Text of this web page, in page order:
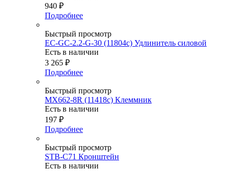
940 ₽
Подробнее
Быстрый просмотр
EC-GC-2.2-G-30 (11804c) Удлинитель силовой
Есть в наличии
3 265 ₽
Подробнее
Быстрый просмотр
MX662-8R (11418c) Клеммник
Есть в наличии
197 ₽
Подробнее
Быстрый просмотр
STB-C71 Кронштейн
Есть в наличии